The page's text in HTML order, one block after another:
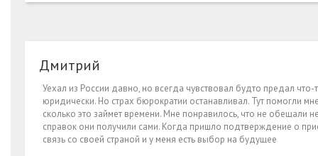
Дмитрий
Уехал из России давно, но всегда чувствовал будто предал
юридически. Но страх бюрократии останавливал. Тут помогли
сколько это займет времени. Мне понравилось, что не обещали
справок они получили сами. Когда пришло подтверждение о
связь со своей страной и у меня есть выбор на будущее